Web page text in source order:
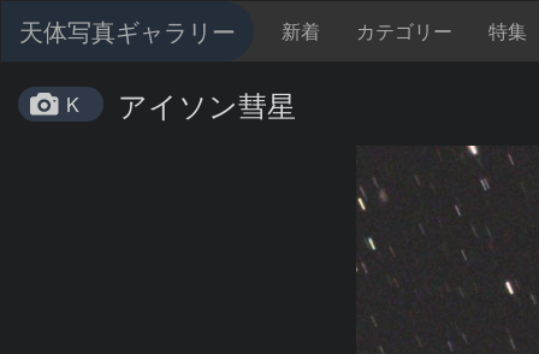
天体写真ギャラリー 新着 カテゴリー 特集
K アイソン彗星